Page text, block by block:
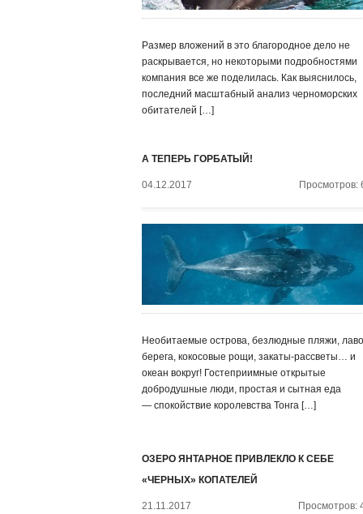
Размер вложений в это благородное дело не
раскрывается, но некоторыми подробностями
компания все же поделилась. Как выяснилось,
последний масштабный анализ черноморских
обитателей […]
А ТЕПЕРЬ ГОРБАТЫЙ!
04.12.2017 Просмотров:
Необитаемые острова, безлюдные пляжи,
берега, кокосовые рощи, закаты-рассветы… и
океан вокруг! Гостеприимные открытые
добродушные люди, простая и сытная еда
— спокойствие королевства Тонга […]
ОЗЕРО ЯНТАРНОЕ ПРИВЛЕКЛО К СЕБЕ
«ЧЕРНЫХ» КОПАТЕЛЕЙ
21.11.2017 Просмотров: